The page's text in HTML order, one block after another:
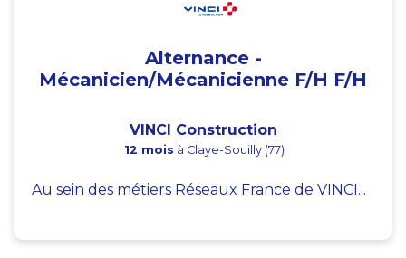
Alternance -
Mécanicien/Mécanicienne F/H F/H
VINCI Construction
12 mois à Claye-Souilly (77)
Au sein des métiers Réseaux France de VINCI...